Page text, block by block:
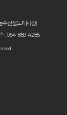
수산물도매시장)
: 054-859-4285